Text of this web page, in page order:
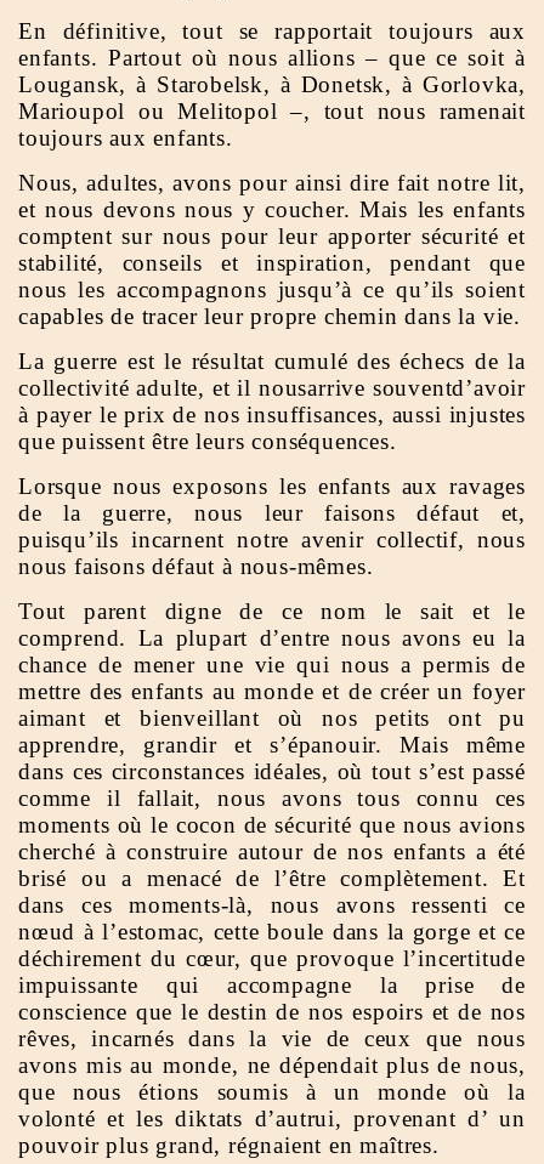
En définitive, tout se rapportait toujours aux
enfants. Partout où nous allions – que ce soit à
Lougansk, à Starobelsk, à Donetsk, à Gorlovka,
Marioupol ou Melitopol –, tout nous ramenait
toujours aux enfants.
Nous, adultes, avons pour ainsi dire fait notre lit,
et nous devons nous y coucher. Mais les enfants
comptent sur nous pour leur apporter sécurité et
stabilité, conseils et inspiration, pendant que
nous les accompagnons jusqu’à ce qu’ils soient
capables de tracer leur propre chemin dans la vie.
La guerre est le résultat cumulé des échecs de la
collectivité adulte, et il nousarrive souventd’avoir
à payer le prix de nos insuffisances, aussi injustes
que puissent être leurs conséquences.
Lorsque nous exposons les enfants aux ravages
de la guerre, nous leur faisons défaut et,
puisqu’ils incarnent notre avenir collectif, nous
nous faisons défaut à nous-mêmes.
Tout parent digne de ce nom le sait et le
comprend. La plupart d’entre nous avons eu la
chance de mener une vie qui nous a permis de
mettre des enfants au monde et de créer un foyer
aimant et bienveillant où nos petits ont pu
apprendre, grandir et s’épanouir. Mais même
dans ces circonstances idéales, où tout s’est passé
comme il fallait, nous avons tous connu ces
moments où le cocon de sécurité que nous avions
cherché à construire autour de nos enfants a été
brisé ou a menacé de l’être complètement. Et
dans ces moments-là, nous avons ressenti ce
nœud à l’estomac, cette boule dans la gorge et ce
déchirement du cœur, que provoque l’incertitude
impuissante qui accompagne la prise de
conscience que le destin de nos espoirs et de nos
rêves, incarnés dans la vie de ceux que nous
avons mis au monde, ne dépendait plus de nous,
que nous étions soumis à un monde où la
volonté et les diktats d’autrui, provenant d’ un
pouvoir plus grand, régnaient en maîtres.